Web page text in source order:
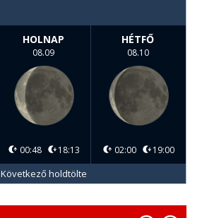
HOLNAP
08.09
00:48 18:13
HÉTFŐ
08.10
02:00 19:00
Következő holdtölte